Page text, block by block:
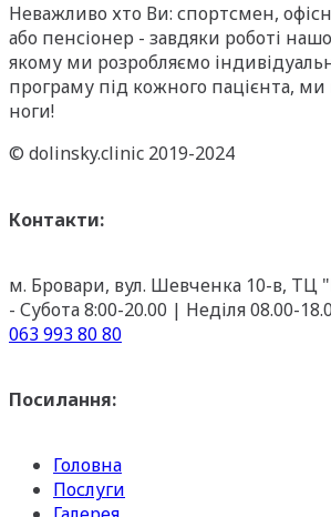
Неважливо хто Ви: спортсмен,
або пенсіонер - завдяки роботі
якому ми розробляємо
програму під кожного пацієнта,
ноги!
© dolinsky.clinic 2019-2024
Контакти:
м. Бровари, вул. Шевченка 10-в, ТЦ
- Субота 8:00-20.00 | Неділя 08.00-
063 993 80 80
Посилання:
Головна
Послуги